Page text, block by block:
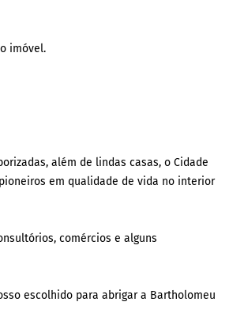
imóvel.
além de lindas casas, o Cidade
em qualidade de vida no interior
comércios e alguns
escolhido para abrigar a Bartholomeu